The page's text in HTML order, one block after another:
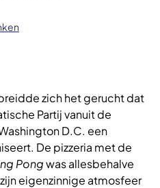
zich het gerucht dat
Partij vanuit de
D.C. een
De pizzeria met de
Pongwas allesbehalve
eigenzinnige atmosfeer